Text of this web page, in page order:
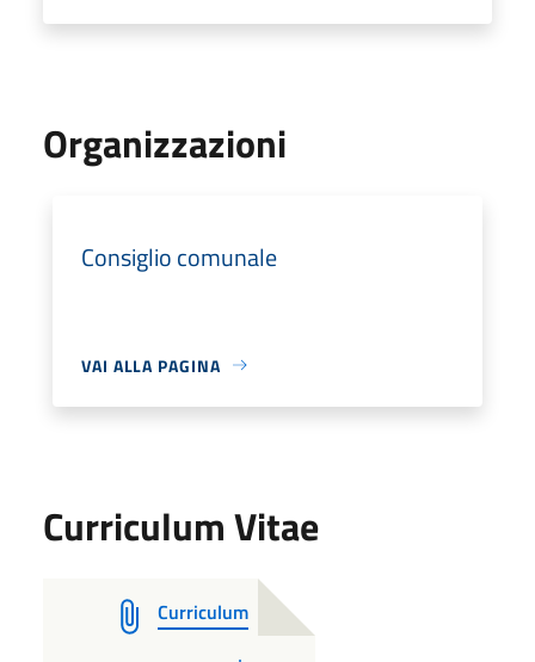
Organizzazioni
Consiglio comunale
VAI ALLA PAGINA
Curriculum Vitae
Curriculum